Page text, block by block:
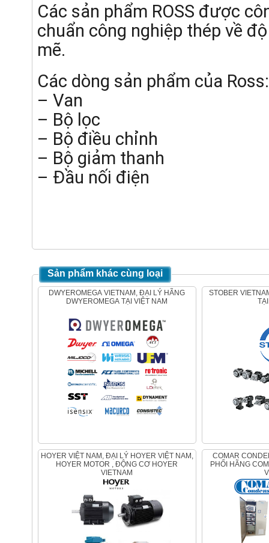
Các sản phẩm ROSS được
chuẩn công nghiệp thép về
mẽ.
Các dòng sản phẩm của Ross:
– Van
– Bộ lọc
– Bộ điều chỉnh
– Bộ giảm thanh
– Đầu nối điện
Sản phẩm khác cùng loại
DWYEROMEGA VIETNAM, ĐẠI LÝ HÃNG
DWYEROMEGA TẠI VIỆT NAM
STOBER VIETNAM, ĐẠI LÝ HÃNG STOBER
HOYER VIỆT NAM, ĐẠI LÝ HOYER VIỆT NAM,
HOYER MOTOR , ĐỘNG CƠ HOYER
VIETNAM
COMAR CONDENSATORI , ĐẠI LÝ PHÂN
PHỐI HÃNG